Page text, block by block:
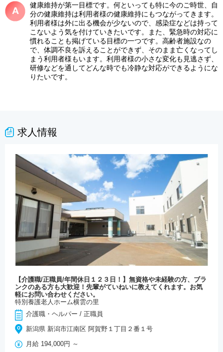
健康維持が第一目標です。何といっても特に今のご時世、自
分の健康維持は利用者様の健康維持にもつながってきます。
利用者様は外に出る機会が少ないので、感染症などは持って
こないよう気を付けていきたいです。また、緊急時の対応に
慣れることも掲げている目標の一つです。高齢者施設なの
で、体調不良を訴えることができず、そのまま亡くなってし
まう利用者様もいます。利用者様の小さな変化も見逃さず、
研修などを通してどんな時でも冷静な対応ができるようにな
りたいです。
求人情報
【介護職/正職員/年間休日１２３日！】無資格や未経験の方、ブラ
ンクのある方も大歓迎！先輩がていねいに教えてくれます。お気
軽にお問い合わせください。
特別養護老人ホーム横雲の里
介護職・ヘルパー /正職員
新潟県 新潟市江南区 阿賀野１丁目２番１号
月給 194,000円 ～